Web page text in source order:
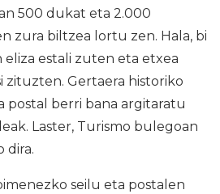
500 dukat eta 2.000
zura biltzea lortu zen. Hala, bi
eliza estali zuten eta etxea
zituzten. Gertaera historiko
postal berri bana argitaratu
Laster, Turismo bulegoan
dira.
seilu eta postalen